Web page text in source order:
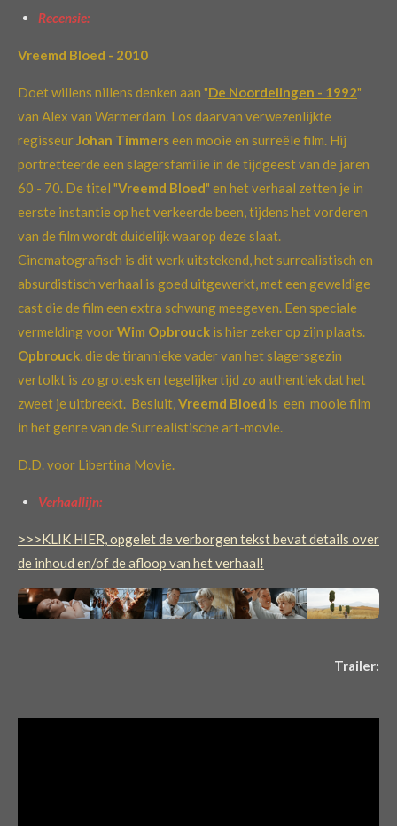
Recensie:
Vreemd Bloed - 2010
Doet willens nillens denken aan "De Noordelingen - 1992"
van Alex van Warmerdam. Los daarvan verwezenlijkte
regisseurJohan Timmers een mooie en surreële film. Hij
portretteerde een slagersfamilie in de tijdgeest van de jaren
60 - 70. De titel "Vreemd Bloed" en het verhaal zetten je in
eerste instantie op het verkeerde been, tijdens het vorderen
van de film wordt duidelijk waarop deze slaat.
Cinematografisch is dit werk uitstekend, het surrealistisch en
absurdistisch verhaal is goed uitgewerkt, met een geweldige
cast die de film een extra schwung meegeven. Een speciale
vermelding voorWim Opbrouck is hier zeker op zijn plaats.
Opbrouck, die de tirannieke vader van het slagersgezin
vertolkt is zo grotesk en tegelijkertijd zo authentiek dat het
zweet je uitbreekt. Besluit,Vreemd Bloed is een mooie film
in het genre van de Surrealistische art-movie.
D.D. voor Libertina Movie.
Verhaallijn:
>>>KLIK HIER, opgelet de verborgen tekst bevat details over
de inhoud en/of de afloop van het verhaal!
Trailer: